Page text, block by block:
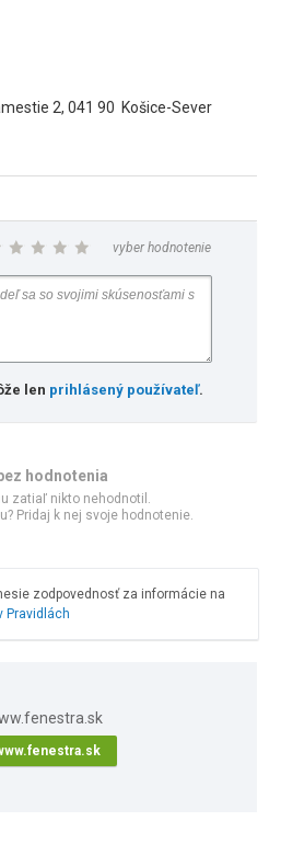
2, 041 90 Košice-Sever
vyber hodnotenie
len prihlásený používateľ.
hodnotenia
zatiaľ nikto nehodnotil.
Pridaj k nej svoje hodnotenie.
zodpovednosť za informácie na
Pravidlách